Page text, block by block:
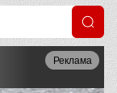
Реклама